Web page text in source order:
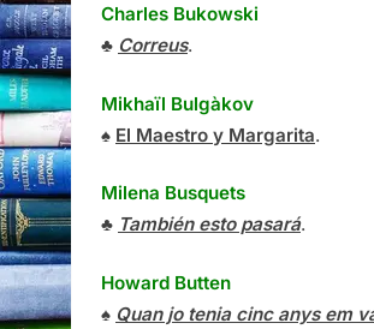
Charles Bukowski
♣ Correus.
Mikhaïl Bulgàkov
♠ El Maestro y Margarita.
Milena Busquets
♣ También esto pasará.
Howard Butten
♠ Quan jo tenia cinc anys em